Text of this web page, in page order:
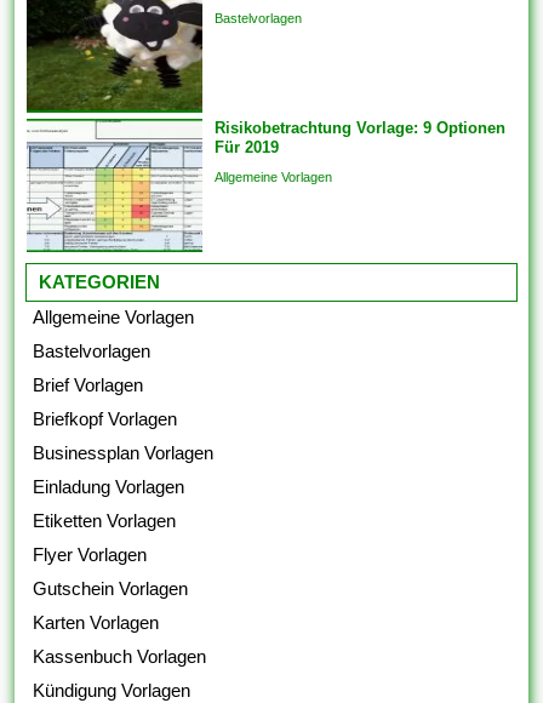
oder vom Ermessen des
Arbeitsgerichts. Unfreiwillige
Kündigung heisst,...
Bastelvorlagen
Risikobetrachtung Vorlage: 9 Optionen
Für 2019
Allgemeine Vorlagen
KATEGORIEN
Allgemeine Vorlagen
Bastelvorlagen
Brief Vorlagen
Briefkopf Vorlagen
Businessplan Vorlagen
Einladung Vorlagen
Etiketten Vorlagen
Flyer Vorlagen
Gutschein Vorlagen
Karten Vorlagen
Kassenbuch Vorlagen
Kündigung Vorlagen